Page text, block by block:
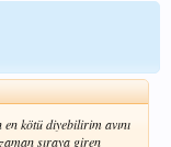
kötü diyebilirim avını
sıraya giren